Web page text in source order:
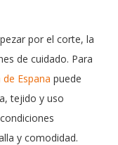
por el corte, la
de cuidado. Para
Espana puede
tejido y uso
y comodidad.